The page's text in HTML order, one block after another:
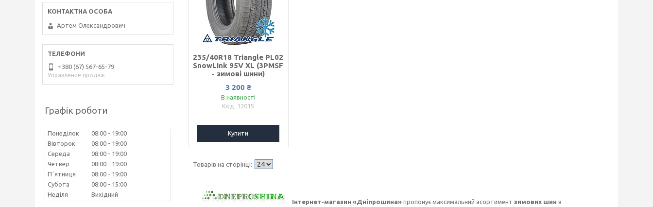
235/40R18 Triangle PL02
SnowLink 95V XL (3PMSF
- зимові шини)
3 200 ₴
В наявності
12015
Купити
Інтернет-магазин «Дніпрошина» пропонує максимальний асортимент зимових шин в
Артем Олександрович
+380 (67) 567-65-79
Управление продаж
Графік роботи
Понеділок 08:00
19:00
Вівторок
08:00
19:00
Середа
08:00
19:00
Четвер
08:00
19:00
Пʼятниця
08:00
19:00
Субота
08:00
15:00
Неділя
Вихідний